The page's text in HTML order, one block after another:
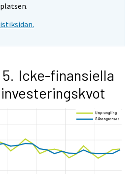
Icke-finansiella